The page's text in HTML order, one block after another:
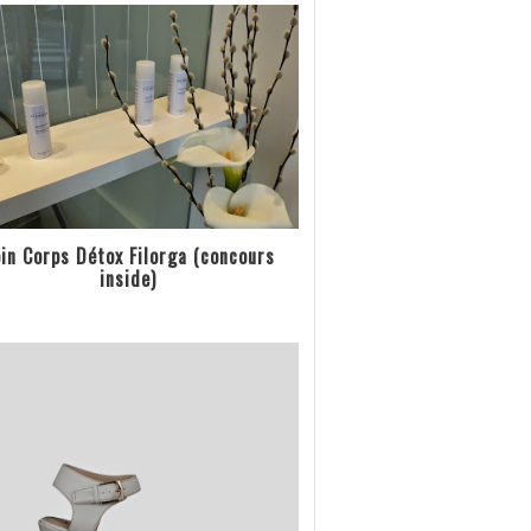
Corps Détox Filorga (concours
inside)